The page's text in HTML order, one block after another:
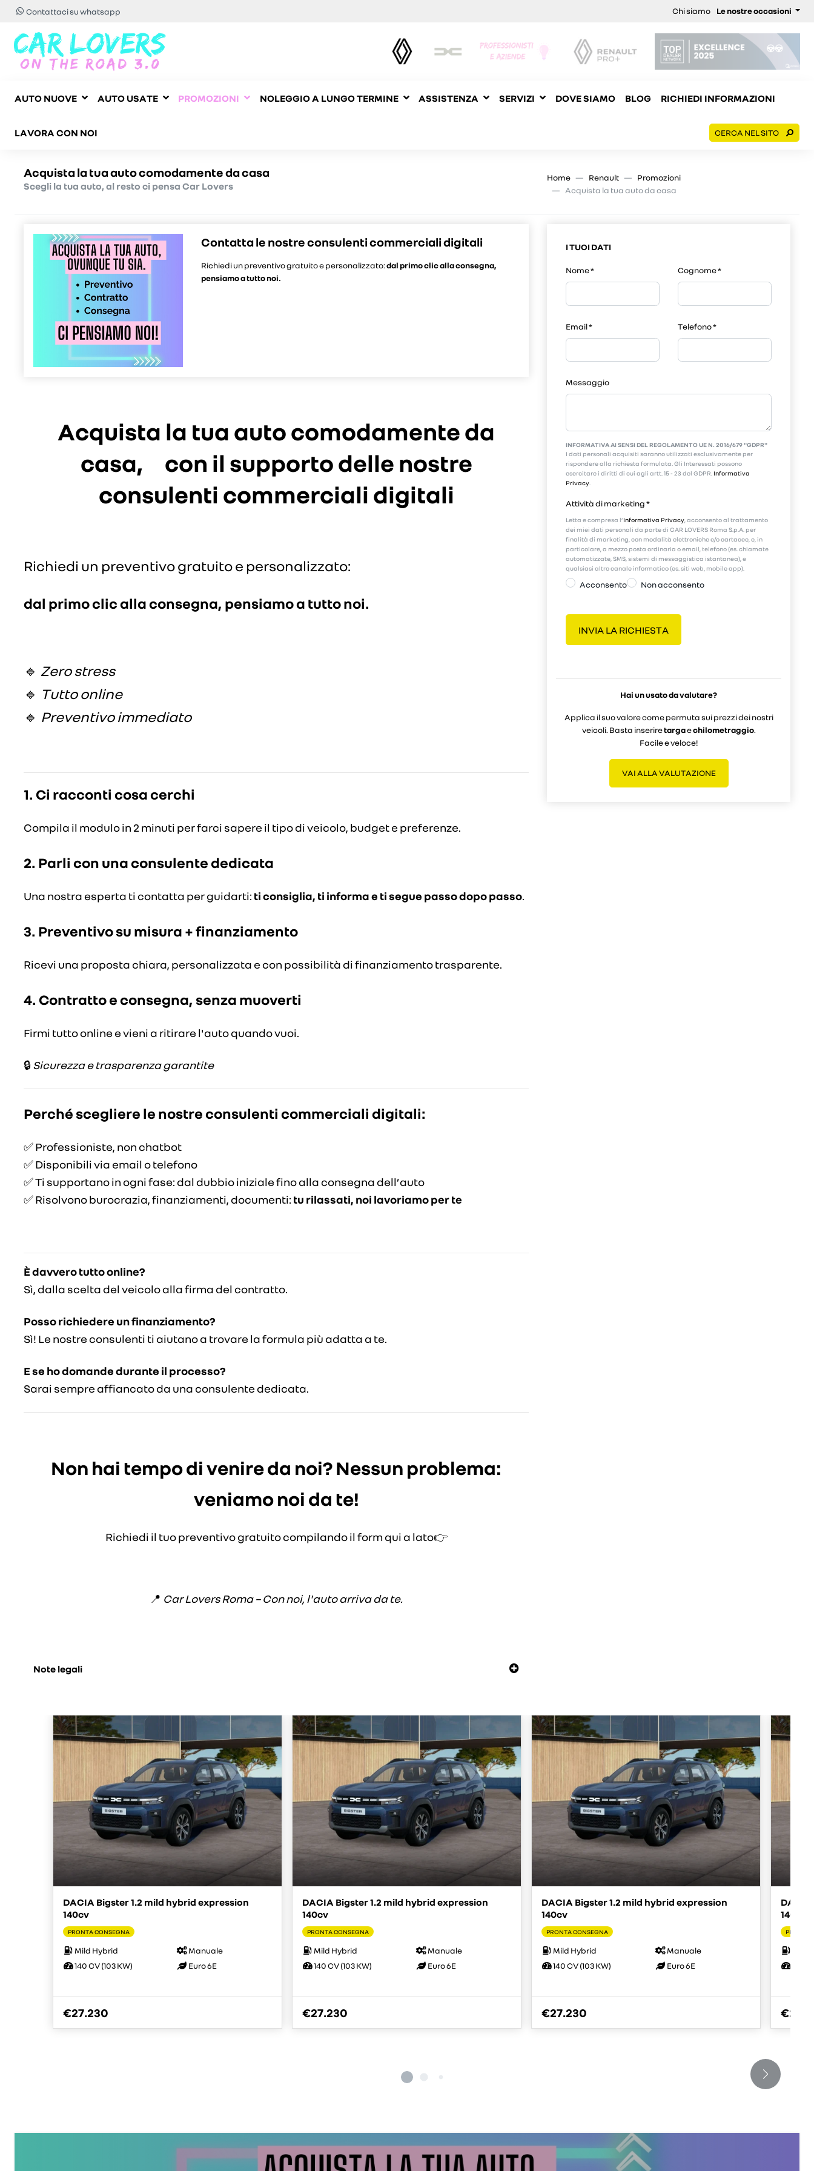
Contattaci su whatsapp Chi siamo Le nostre occasioni
AUTO NUOVE AUTO USATE PROMOZIONI NOLEGGIO A LUNGO TERMINE ASSISTENZA SERVIZI DOVE SIAMO BLOG RICHIEDI INFORMAZIONI
LAVORA CON NOI CERCA NEL SITO
Acquista la tua auto comodamente da casa
Scegli la tua auto, al resto ci pensa Car Lovers
Home Renault
Promozioni
Acquista la tua auto da casa
Contatta le nostre consulenti commerciali digitali
Richiedi un preventivo gratuito e personalizzato:dal primo clic alla consegna,
pensiamo a tutto noi.
Acquista la tua auto comodamente da
casa, con il supporto delle nostre
consulenti commerciali digitali
Richiedi un preventivo gratuito e personalizzato:
dal primo clic alla consegna, pensiamo a tutto noi.
🔹 Zero stress
🔹 Tutto online
🔹 Preventivo immediato
1. Ci racconti cosa cerchi
Compila il modulo in 2 minuti per farci sapere il tipo di veicolo, budget e preferenze.
2. Parli con una consulente dedicata
Una nostra esperta ti contatta per guidarti: ti consiglia, ti informa e ti segue passo dopo passo.
3. Preventivo su misura + finanziamento
Ricevi una proposta chiara, personalizzata e con possibilità di finanziamento trasparente.
4. Contratto e consegna, senza muoverti
Firmi tutto online e vieni a ritirare l'auto quando vuoi.
🔒 Sicurezza e trasparenza garantite
Perché scegliere le nostre consulenti commerciali digitali:
✅ Professioniste, non chatbot
✅ Disponibili via email o telefono
✅ Ti supportano in ogni fase: dal dubbio iniziale fino alla consegna dell’auto
✅ Risolvono burocrazia, finanziamenti, documenti: tu rilassati, noi lavoriamo per te
È davvero tutto online?
Sì, dalla scelta del veicolo alla firma del contratto.
Posso richiedere un finanziamento?
Sì! Le nostre consulenti ti aiutano a trovare la formula più adatta a te.
E se ho domande durante il processo?
Sarai sempre affiancato da una consulente dedicata.
Non hai tempo di venire da noi? Nessun problema:
veniamo noi da te!
Richiedi il tuo preventivo gratuito compilando il form qui a lato👉
📍 Car Lovers Roma – Con noi, l'auto arriva da te.
Note legali
I TUOI DATI
Nome* Cognome*
Email* Telefono*
Messaggio
INFORMATIVA AI SENSI DEL REGOLAMENTO UE N. 2016/679 "GDPR"
I dati personali acquisiti saranno utilizzati esclusivamente per
rispondere alla richiesta formulata. Gli Interessati possono
esercitare i diritti di cui agli artt. 15 - 23 del GDPR. Informativa
Privacy
Attività di marketing*
Letta e compresa l’Informativa Privacy , acconsento al trattamento
dei miei dati personali da parte di CAR LOVERS Roma S.p.A. per
finalità di marketing, con modalità elettroniche e/o cartacee, e, in
particolare, a mezzo posta ordinaria o email, telefono (es. chiamate
automatizzate, SMS, sistemi di messaggistica istantanea), e
qualsiasi altro canale informatico (es. siti web, mobile app).
Acconsento Non acconsento
Hai un usato da valutare?
Applica il suo valore come permuta sui prezzi dei nostri
veicoli. Basta inseriretargaechilometraggio.
Facile e veloce!
VAI ALLA VALUTAZIONE
DACIA Bigster 1.2 mild hybrid expression
140cv
PRONTA CONSEGNA
Mild Hybrid
Manuale
140 CV (103 KW)
Euro 6E
€27.230
DACIA Bigster 1.2 mild hybrid expression
140cv
PRONTA CONSEGNA
Mild Hybrid
Manuale
140 CV (103 KW)
Euro 6E
€27.230
DACIA Bigster 1.2 mild hybrid expression
140cv
PRONTA CONSEGNA
Mild Hybrid
Manuale
140 CV (103 KW)
Euro 6E
€27.230
140cv
PRONTA